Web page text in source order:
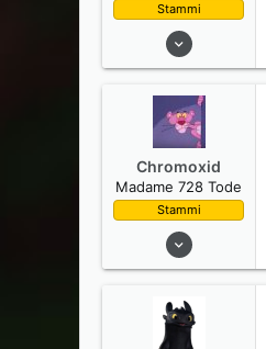
Stammi
26. Juli 2014
Chromoxid
Madame 728 Tode
Stammi
27. Juli 2014